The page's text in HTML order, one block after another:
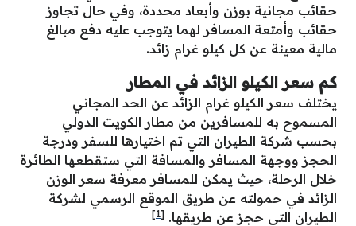
حقائب مجانية بوزن وأبعاد محددة، وفي حال تجاوز
حقائب وأمتعة المسافر لهما يتوجب عليه دفع مبالغ
مالية معينة عن كل كيلو غرام زائد.
كم سعر الكيلو الزائد في المطار
يختلف سعر الكيلو غرام الزائد عن الحد المجاني
المسموح به للمسافرين من مطار الكويت الدولي
بحسب شركة الطيران التي تم اختيارها للسفر ودرجة
الحجز ووجهة المسافر والمسافة التي ستقطعها الطائرة
خلال الرحلة، حيث يمكن للمسافر معرفة سعر الوزن
الزائد في حمولته عن طريق الموقع الرسمي لشركة
الطيران التي حجز عن طريقها. [1]